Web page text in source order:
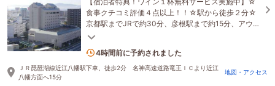
食事クチコミ評価４点以上！！☆駅から徒歩２分☆
京都駅までJRで約30分、彦根駅まで約15分、アウト
レットまで車で20分と観光の拠点に最適！
1名がこの宿を見ています
4時間前に予約されました
ＪＲ琵琶湖線近江八幡駅下車、徒歩2分 名神高速道路竜王ＩＣより近江
八幡方面へ15分
地図・アクセス